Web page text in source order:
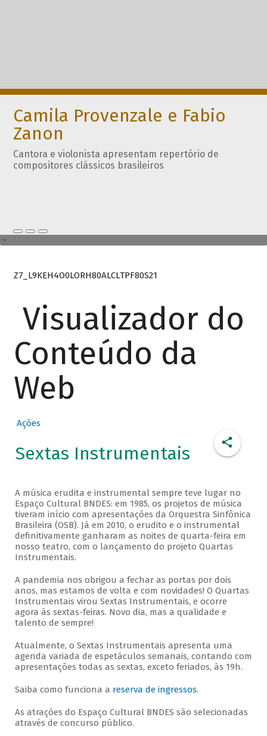
Camila Provenzale e Fabio
Zanon
Cantora e violonista apresentam repertório de
compositores clássicos brasileiros
Z7_L9KEH4O0LORH80ALCLTPF80S21
Visualizador do
Conteúdo da
Web
Ações
Sextas Instrumentais
A música erudita e instrumental sempre teve lugar no
Espaço Cultural BNDES: em 1985, os projetos de música
tiveram início com apresentações da Orquestra Sinfônica
Brasileira (OSB). Já em 2010, o erudito e o instrumental
definitivamente ganharam as noites de quarta-feira em
nosso teatro, com o lançamento do projeto Quartas
Instrumentais.
A pandemia nos obrigou a fechar as portas por dois
anos, mas estamos de volta e com novidades! O Quartas
Instrumentais virou Sextas Instrumentais, e ocorre
agora às sextas-feiras. Novo dia, mas a qualidade e
talento de sempre!
Atualmente, o Sextas Instrumentais apresenta uma
agenda variada de espetáculos semanais, contando com
apresentações todas as sextas, exceto feriados, às 19h.
Saiba como funciona a reserva de ingressos.
As atrações do Espaço Cultural BNDES são selecionadas
através de concurso público.